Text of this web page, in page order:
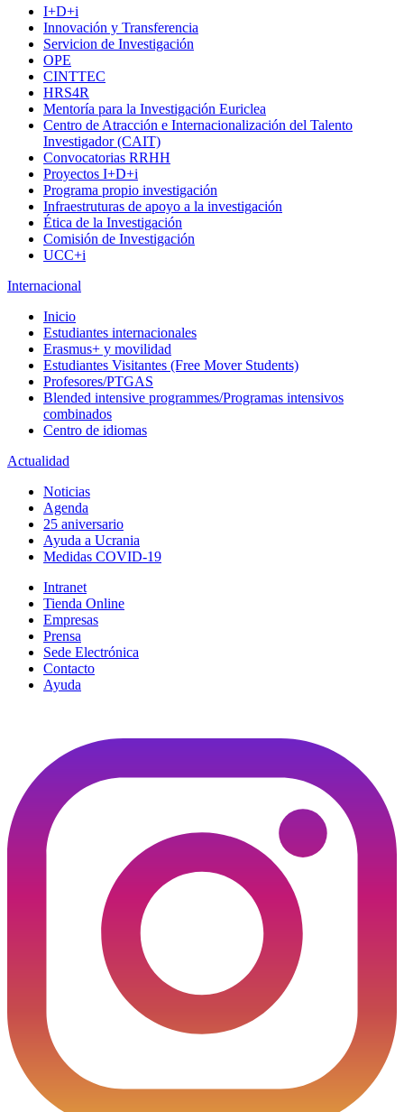
I+D+i
Innovación y Transferencia
Servicion de Investigación
OPE
CINTTEC
HRS4R
Mentoría para la Investigación Euriclea
Centro de Atracción e Internacionalización del Talento
Investigador (CAIT)
Convocatorias RRHH
Proyectos I+D+i
Programa propio investigación
Infraestruturas de apoyo a la investigación
Ética de la Investigación
Comisión de Investigación
UCC+i
Internacional
Inicio
Estudiantes internacionales
Erasmus+ y movilidad
Estudiantes Visitantes (Free Mover Students)
Profesores/PTGAS
Blended intensive programmes/Programas intensivos
combinados
Centro de idiomas
Actualidad
Noticias
Agenda
25 aniversario
Ayuda a Ucrania
Medidas COVID-19
Intranet
Tienda Online
Empresas
Prensa
Sede Electrónica
Contacto
Ayuda